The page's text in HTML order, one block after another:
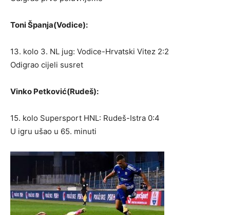
Toni Španja(Vodice):
13. kolo 3. NL jug: Vodice-Hrvatski Vitez 2:2
Odigrao cijeli susret
Vinko Petković(Rudeš):
15. kolo Supersport HNL: Rudeš-Istra 0:4
U igru ušao u 65. minuti